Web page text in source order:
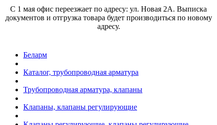
С 1 мая офис переезжает по адресу: ул. Новая 2А. Выписка
документов и отгрузка товара будет производиться по новому
адресу.
Беларм
Каталог, трубопроводная арматура
Трубопроводная арматура, клапаны
Клапаны, клапаны регулирующие